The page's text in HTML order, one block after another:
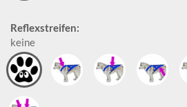
Reflexstreifen:
keine